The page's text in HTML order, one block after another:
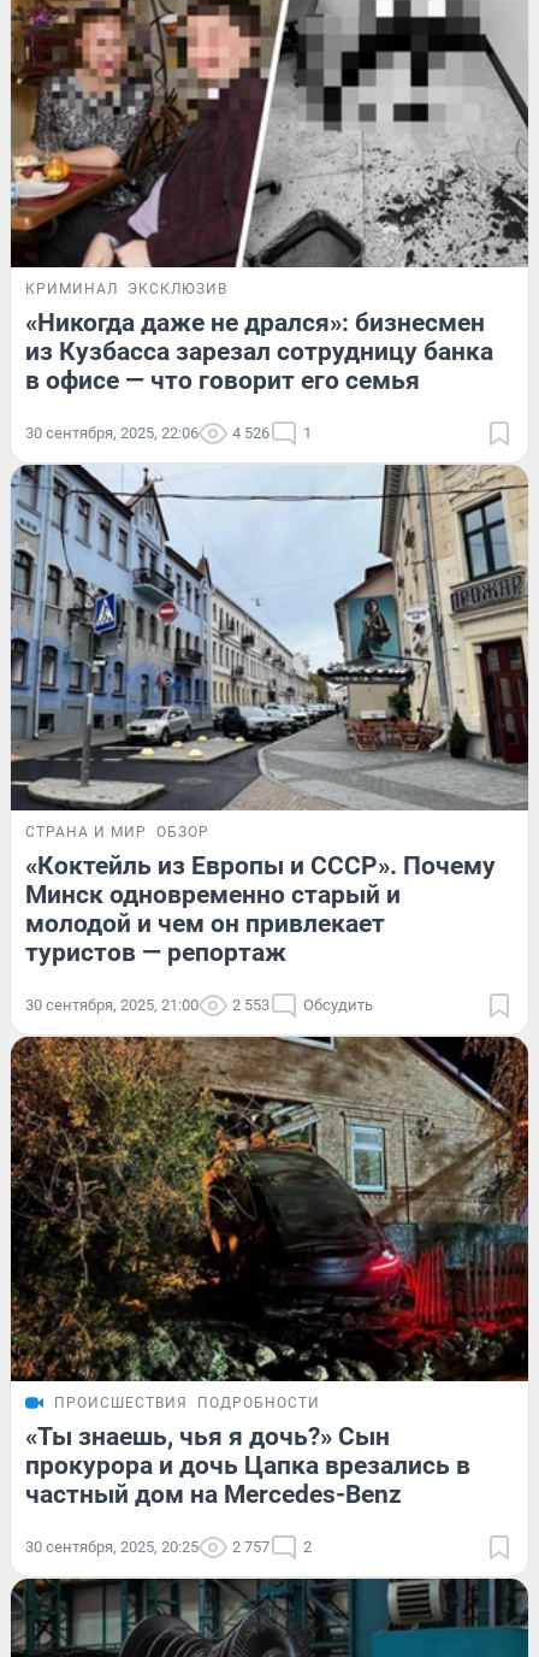
КРИМИНАЛ ЭКСКЛЮЗИВ
«Никогда даже не дрался»: бизнесмен
из Кузбасса зарезал сотрудницу банка
в офисе — что говорит его семья
30 сентября, 2025, 22:06 4 526 1
СТРАНА И МИР ОБЗОР
«Коктейль из Европы и СССР». Почему
Минск одновременно старый и
молодой и чем он привлекает
туристов — репортаж
30 сентября, 2025, 21:00 2 553 Обсудить
ПРОИСШЕСТВИЯ ПОДРОБНОСТИ
«Ты знаешь, чья я дочь?» Сын
прокурора и дочь Цапка врезались в
частный дом на Mercedes-Benz
30 сентября, 2025, 20:25 2 757 2